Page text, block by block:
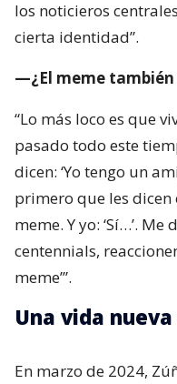
pasado todo este
dicen: ‘Yo tengo un
primero que les
meme. Y yo: ‘Sí…’.
centennials,
meme’”.
Una vida
En marzo de 2024,
seguir creciendo
digital. Al terminarlo,